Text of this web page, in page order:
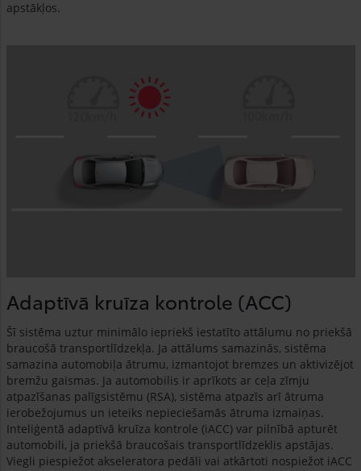
apstākļos.
Adaptīvā kruīza kontrole (ACC)
Šī sistēma uztur minimālo iepriekš iestatīto attālumu no priekšā
braucošā transportlīdzekļa. Ja attālums samazinās, sistēma
samazina automobiļa ātrumu, izmantojot bremzes un aktivizējot
bremžu gaismas. Ja automobilis ir aprīkots ar ceļa zīmju
atpazīšanas palīgsistēmu (RSA), sistēma atpazīs arī ātruma
ierobežojumus un ieteiks nepieciešamās ātruma izmaiņas.
Inteliģentā adaptīvā kruīza kontrole (iACC) var pilnībā apturēt
automobili, ja priekšā braucošais transportlīdzeklis apstājas.
Viegli piespiežot akseleratora pedāli vai atkārtoti nospiežot iACC